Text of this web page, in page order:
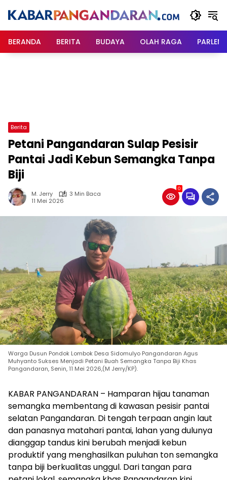
BERANDA
BERITA BUDAYA OLAH RAGA
Berita
Petani Pangandaran Sulap Pesisir
Pantai Jadi Kebun Semangka Tanpa
Biji
M. Jerry
3 Min Baca
11 Mei 2026
0
Warga Dusun Pondok Lombok Desa Sidomulyo Pangandaran Agus
Muhyanto Sukses Menjadi Petani Buah Semangka Tanpa Biji Khas
Pangandaran, Senin, 11 Mei 2026,(M Jerry/KP).
KABAR PANGANDARAN – Hamparan hijau tanaman
semangka membentang di kawasan pesisir pantai
selatan Pangandaran. Di tengah terpaan angin laut
dan panasnya matahari pantai, lahan yang dulunya
dianggap tandus kini berubah menjadi kebun
produktif yang menghasilkan puluhan ton semangka
tanpa biji berkualitas unggul. Dari tangan para